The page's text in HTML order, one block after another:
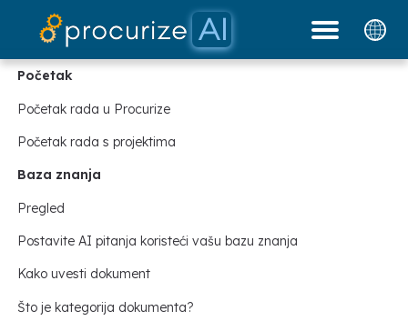
Početak
Početak rada u Procurize
Početak rada s projektima
Baza znanja
Pregled
Postavite AI pitanja koristeći vašu bazu znanja
Kako uvesti dokument
Što je kategorija dokumenta?